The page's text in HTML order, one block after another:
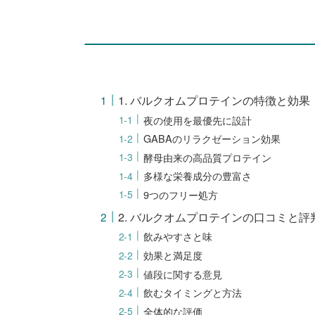
1. バルクオムプロテインの特徴と効果
夜の使用を最優先に設計
GABAのリラクゼーション効果
酵母由来の高品質プロテイン
多様な栄養成分の豊富さ
9つのフリー処方
2. バルクオムプロテインの口コミと評
飲みやすさと味
効果と満足度
値段に関する意見
飲むタイミングと方法
全体的な評価